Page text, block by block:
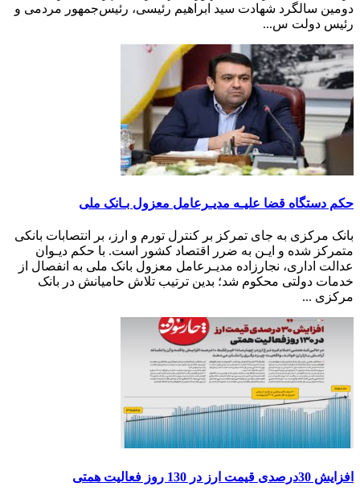
دومین سالگرد شهادت سید ابراهیم رئیسی، رئیس‌جمهور مردمی و
رئیس دولت س...
حکم دستگاه قضا علیـه مدیـرعامل معزول بـانک ملی
بانک مرکزی به جای تمرکز بر کنترل تورم و ارز، بر انتصابات بانکی
متمرکز شده و ایـن به ضرر اقتصاد کشور است. با حکم دیـوان
عدالت اداری، نجارزاده مدیـرعامل معزول بانک ملی به انفصال از
خدمات دولتی محکوم شد؛ بدین ترتیب تلاش‌ حامیانش در بانک
مرکزی ...
افزایش 30‌درصدی قیمت ارز در 130‌ روز فعالیت همتی